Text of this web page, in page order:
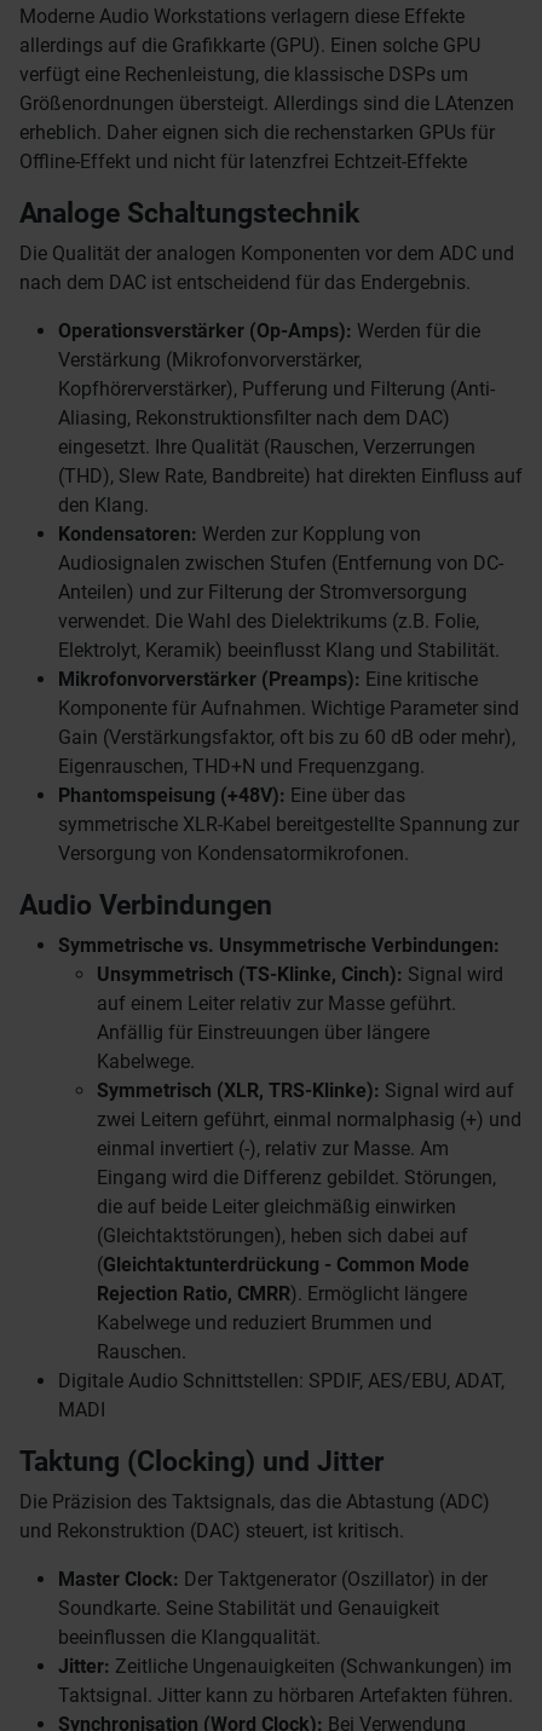
Moderne Audio Workstations verlagern diese Effekte
allerdings auf die Grafikkarte (GPU). Einen solche GPU
verfügt eine Rechenleistung, die klassische DSPs um
Größenordnungen übersteigt. Allerdings sind die LAtenzen
erheblich. Daher eignen sich die rechenstarken GPUs für
Offline-Effekt und nicht für latenzfrei Echtzeit-Effekte
Analoge Schaltungstechnik
Die Qualität der analogen Komponenten vor dem ADC und
nach dem DAC ist entscheidend für das Endergebnis.
Operationsverstärker (Op-Amps): Werden für die
Verstärkung (Mikrofonvorverstärker,
Kopfhörerverstärker), Pufferung und Filterung (Anti-
Aliasing, Rekonstruktionsfilter nach dem DAC)
eingesetzt. Ihre Qualität (Rauschen, Verzerrungen
(THD), Slew Rate, Bandbreite) hat direkten Einfluss auf
den Klang.
Kondensatoren: Werden zur Kopplung von
Audiosignalen zwischen Stufen (Entfernung von DC-
Anteilen) und zur Filterung der Stromversorgung
verwendet. Die Wahl des Dielektrikums (z.B. Folie,
Elektrolyt, Keramik) beeinflusst Klang und Stabilität.
Mikrofonvorverstärker (Preamps): Eine kritische
Komponente für Aufnahmen. Wichtige Parameter sind
Gain (Verstärkungsfaktor, oft bis zu 60 dB oder mehr),
Eigenrauschen, THD+N und Frequenzgang.
Phantomspeisung (+48V): Eine über das
symmetrische XLR-Kabel bereitgestellte Spannung zur
Versorgung von Kondensatormikrofonen.
Audio Verbindungen
Symmetrische vs. Unsymmetrische Verbindungen:
Unsymmetrisch (TS-Klinke, Cinch): Signal wird
auf einem Leiter relativ zur Masse geführt.
Anfällig für Einstreuungen über längere
Kabelwege.
Symmetrisch (XLR, TRS-Klinke): Signal wird auf
zwei Leitern geführt, einmal normalphasig (+) und
einmal invertiert (-), relativ zur Masse. Am
Eingang wird die Differenz gebildet. Störungen,
die auf beide Leiter gleichmäßig einwirken
(Gleichtaktstörungen), heben sich dabei auf
(Gleichtaktunterdrückung - Common Mode
Rejection Ratio, CMRR). Ermöglicht längere
Kabelwege und reduziert Brummen und
Rauschen.
Digitale Audio Schnittstellen: SPDIF, AES/EBU, ADAT,
MADI
Taktung (Clocking) und Jitter
Die Präzision des Taktsignals, das die Abtastung (ADC)
und Rekonstruktion (DAC) steuert, ist kritisch.
Master Clock: Der Taktgenerator (Oszillator) in der
Soundkarte. Seine Stabilität und Genauigkeit
beeinflussen die Klangqualität.
Jitter: Zeitliche Ungenauigkeiten (Schwankungen) im
Taktsignal. Jitter kann zu hörbaren Artefakten führen.
Synchronisation (Word Clock): Bei Verwendung